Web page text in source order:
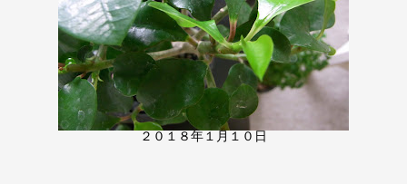
２０１８年１月１０日